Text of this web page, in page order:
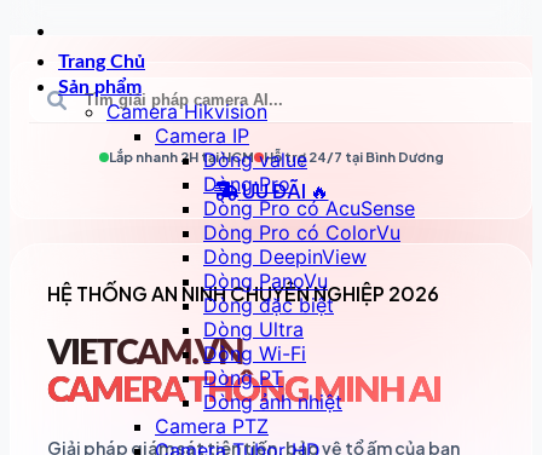
Trang Chủ
Sản phẩm
Camera Hikvision
Camera IP
Dòng value
Dòng Pro
Dòng Pro có AcuSense
Dòng Pro có ColorVu
Dòng DeepinView
Dòng PanoVu
Dòng đặc biệt
Dòng Ultra
Dòng Wi-Fi
Dòng PT
Dòng ảnh nhiệt
Camera PTZ
Lắp nhanh 2H tạiHCM Hỗ trợ 24/7 tại Bình Dương
ƯU ĐÃI 🔥
HỆ THỐNG AN NINH CHUYÊN NGHIỆP 2026
VIETCAM.VN
CAMERA THÔNG MINH AI
Giải pháp giám sát tiên tiến, bảo vệ tổ ấm của bạn